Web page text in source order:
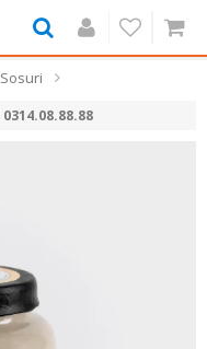
Sosuri
0314.08.88.88